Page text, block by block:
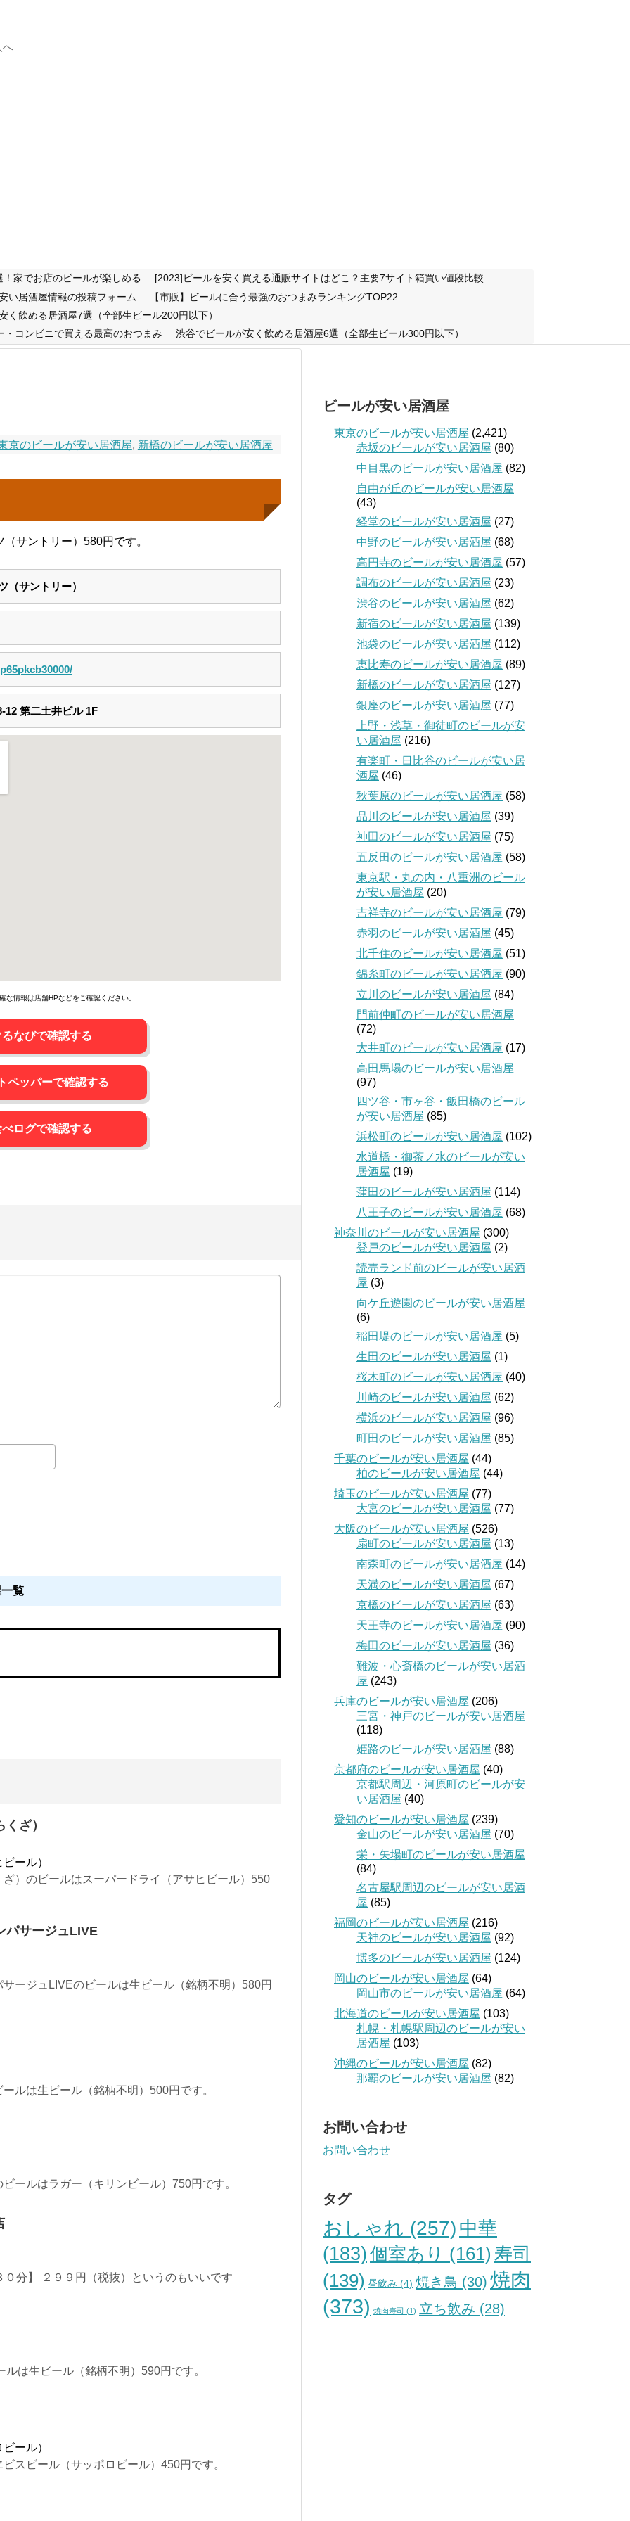
へ
家でお店のビールが楽しめる
[2023]ビールを安く買える通販サイトはどこ？主要7サイト箱買い値段比較
い居酒屋情報の投稿フォーム
【市販】ビールに合う最強のおつまみランキングTOP22
く飲める居酒屋7選（全部生ビール200円以下）
コンビニで買える最高のおつまみ
渋谷でビールが安く飲める居酒屋6選（全部生ビール300円以下）
京のビールが安い居酒屋, 新橋のビールが安い居酒屋
サントリー）580円です。
（サントリー）
12 第二土井ビル 1F
情報は店舗HPなどをご確認ください。
るなびで確認する
ペッパーで確認する
べログで確認する
覧
ざ）
ール）
）のビールはスーパードライ（アサヒビール）550
パサージュLIVE
ージュLIVEのビールは生ビール（銘柄不明）580円
ルは生ビール（銘柄不明）500円です。
ールはラガー（キリンビール）750円です。
分】 ２９９円（税抜）というのもいいです
は生ビール（銘柄不明）590円です。
ール）
スビール（サッポロビール）450円です。
ビールが安い居酒屋
東京のビールが安い居酒屋 (2,421)
赤坂のビールが安い居酒屋 (80)
中目黒のビールが安い居酒屋 (82)
自由が丘のビールが安い居酒屋
(43)
経堂のビールが安い居酒屋 (27)
中野のビールが安い居酒屋 (68)
高円寺のビールが安い居酒屋 (57)
調布のビールが安い居酒屋 (23)
渋谷のビールが安い居酒屋 (62)
新宿のビールが安い居酒屋 (139)
池袋のビールが安い居酒屋 (112)
恵比寿のビールが安い居酒屋 (89)
新橋のビールが安い居酒屋 (127)
銀座のビールが安い居酒屋 (77)
上野・浅草・御徒町のビールが安
い居酒屋 (216)
有楽町・日比谷のビールが安い居
酒屋 (46)
秋葉原のビールが安い居酒屋 (58)
品川のビールが安い居酒屋 (39)
神田のビールが安い居酒屋 (75)
五反田のビールが安い居酒屋 (58)
東京駅・丸の内・八重洲のビール
が安い居酒屋 (20)
吉祥寺のビールが安い居酒屋 (79)
赤羽のビールが安い居酒屋 (45)
北千住のビールが安い居酒屋 (51)
錦糸町のビールが安い居酒屋 (90)
立川のビールが安い居酒屋 (84)
門前仲町のビールが安い居酒屋
(72)
大井町のビールが安い居酒屋 (17)
高田馬場のビールが安い居酒屋
(97)
四ツ谷・市ヶ谷・飯田橋のビール
が安い居酒屋 (85)
浜松町のビールが安い居酒屋 (102)
水道橋・御茶ノ水のビールが安い
居酒屋 (19)
蒲田のビールが安い居酒屋 (114)
八王子のビールが安い居酒屋 (68)
神奈川のビールが安い居酒屋 (300)
登戸のビールが安い居酒屋 (2)
読売ランド前のビールが安い居酒
屋 (3)
向ケ丘遊園のビールが安い居酒屋
(6)
稲田堤のビールが安い居酒屋 (5)
生田のビールが安い居酒屋 (1)
桜木町のビールが安い居酒屋 (40)
川崎のビールが安い居酒屋 (62)
横浜のビールが安い居酒屋 (96)
町田のビールが安い居酒屋 (85)
千葉のビールが安い居酒屋 (44)
柏のビールが安い居酒屋 (44)
埼玉のビールが安い居酒屋 (77)
大宮のビールが安い居酒屋 (77)
大阪のビールが安い居酒屋 (526)
扇町のビールが安い居酒屋 (13)
南森町のビールが安い居酒屋 (14)
天満のビールが安い居酒屋 (67)
京橋のビールが安い居酒屋 (63)
天王寺のビールが安い居酒屋 (90)
梅田のビールが安い居酒屋 (36)
難波・心斎橋のビールが安い居酒
屋 (243)
兵庫のビールが安い居酒屋 (206)
三宮・神戸のビールが安い居酒屋
(118)
姫路のビールが安い居酒屋 (88)
京都府のビールが安い居酒屋 (40)
京都駅周辺・河原町のビールが安
い居酒屋 (40)
愛知のビールが安い居酒屋 (239)
金山のビールが安い居酒屋 (70)
栄・矢場町のビールが安い居酒屋
(84)
名古屋駅周辺のビールが安い居酒
屋 (85)
福岡のビールが安い居酒屋 (216)
天神のビールが安い居酒屋 (92)
博多のビールが安い居酒屋 (124)
岡山のビールが安い居酒屋 (64)
岡山市のビールが安い居酒屋 (64)
北海道のビールが安い居酒屋 (103)
札幌・札幌駅周辺のビールが安い
居酒屋 (103)
沖縄のビールが安い居酒屋 (82)
那覇のビールが安い居酒屋 (82)
お問い合わせ
お問い合わせ
タグ
おしゃれ (257) 中華
(183)個室あり (161) 寿司
(139) 昼飲み (4) 焼き鳥 (30) 焼肉
(373) 焼肉寿司 (1) 立ち飲み (28)